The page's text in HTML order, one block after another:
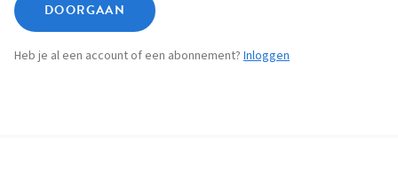
DOORGAAN
Heb je al een account of een abonnement? Inloggen